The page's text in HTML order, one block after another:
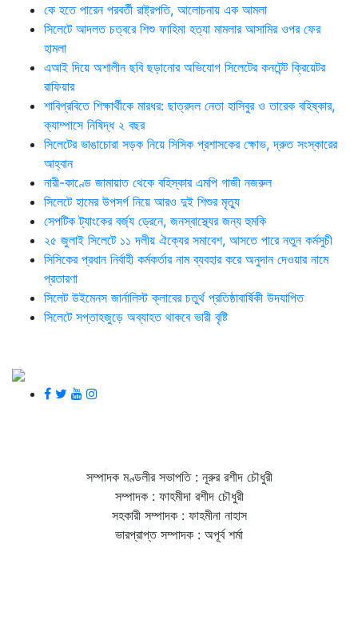
কে হতে পারেন পরবর্তী রাষ্ট্রপতি, আলোচনায় এক আমলা
সিলেটে আদলত চত্বরে শিশু ফাহিমা হত্যা মামলার আসামির ওপর ফের
হামলা
এআই দিয়ে অশালীন ছবি ছড়ানোর অভিযোগ সিলেটের কনটেন্ট ক্রিয়েটর
রাফিয়ার
শাবিপ্রবিতে শিক্ষার্থীকে মারধর: ছাত্রদল নেতা হাসিবুর ও তারেক বহিষ্কার,
ক্যাম্পাসে নিষিদ্ধ ২ বছর
সিলেটের ভাঙাচোরা সড়ক নিয়ে সিসিক প্রশাসকের ক্ষোভ, দ্রুত সংস্কারের
আহ্বান
নারী-কাণ্ডে জামায়াত থেকে বহিস্কার এমপি গাজী নজরুল
সিলেটে হামের উপসর্গ নিয়ে আরও দুই শিশুর মৃত্যু
সেপটিক ট্যাংকের বর্জ্য ড্রেনে, জনস্বাস্থ্যের জন্য হুমকি
২৫ জুলাই সিলেটে ১১ দলীয় ঐক্যের সমাবেশ, আসতে পারে নতুন কর্মসুচী
সিসিকের প্রধান নির্বাহী কর্মকর্তার নাম ব্যবহার করে অনুদান দেওয়ার নামে
প্রতারণা
সিলেট উইমেনস জার্নালিস্ট ক্লাবের চতুর্থ প্রতিষ্ঠাবার্ষিকী উদযাপিত
সিলেটে সপ্তাহজুড়ে অব্যাহত থাকবে ভারী বৃষ্টি
সম্পাদক মণ্ডলীর সভাপতি : নূরুর রশীদ চৌধুরী
সম্পাদক : ফাহমীদা রশীদ চৌধুরী
সহকারী সম্পাদক : ফাহমীনা নাহাস
ভারপ্রাপ্ত সম্পাদক : অপূর্ব শর্মা